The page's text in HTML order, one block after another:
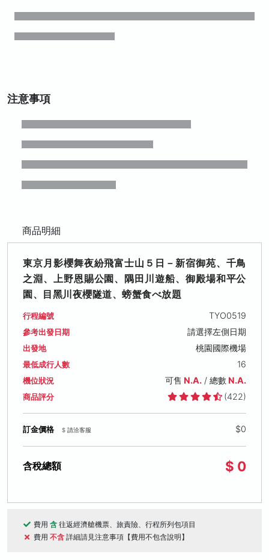
注意事項
商品明細
東京月影櫻舞夜紛飛富士山５日－新宿御苑、千鳥
之淵、上野恩賜公園、隅田川遊船、御殿場和平公
園、目黑川夜櫻隧道、螃蟹食べ放題
行程編號 TYO0519
參考出發日期 請選擇左側日期
出發地 桃園國際機場
最低成行人數 16
機位狀況 可售 N.A./ 總數N.A.
商品評分 (422)
訂金價格 $ 請洽客服 $0
含稅總額 $ 0
費用 含 往返經濟艙機票、旅責險、行程所列包項目
費用 不含 詳細請見注意事項【費用不包含說明】